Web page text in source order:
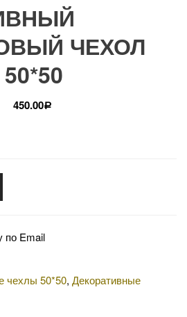
ЧЕХОЛ
450.00Р
по Email
чехлы 50*50, Декоративные